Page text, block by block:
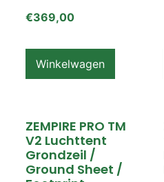
€369,00
Winkelwagen
ZEMPIRE PRO TM
V2 Luchttent
Grondzeil /
Ground Sheet /